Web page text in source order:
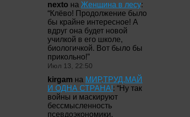
nexto на Женщина в лесу:
“Клёво! Продолжение было
бы крайне интересное! А
вдруг она будет новой
училкой в его школе,
биологичкой. Вот было бы
прикольно!”
Июл 13, 22:50
kirgam на МИР,ТРУД,МАЙ
И ОДНА СТРАНА!: “Ну так
войны и маскируют
бессмысленность
псевдоэкономики,